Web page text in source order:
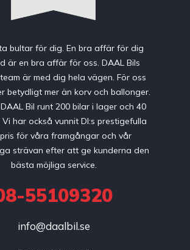
bultar för dig. En bra affär för dig
är en bra affär för oss. DAAL Bils
är med dig hela vägen. För oss
betydligt mer än korv och ballonger.
Bil runt 200 bilar i lager och 40
har också vunnit DI:s prestigefulla
för våra framgångar och vår
strävan efter att ge kunderna den
bästa möjliga service.
55109320
info@daalbil.se